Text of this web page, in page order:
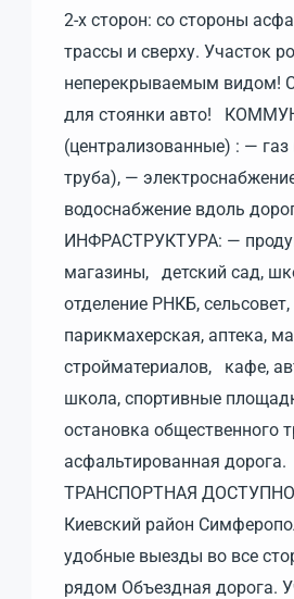
2-х сторон: со стороны
трассы и сверху. Участок
неперекрываемым видом!
для стоянки авто!
(централизованные) : — газ
труба), —
водоснабжение вдоль
ИНФРАСТРУКТУРА: —
магазины, детский сад,
отделение РНКБ, сельсовет,
парикмахерская, аптека,
стройматериалов, кафе,
школа, спортивные
остановка общественного
асфальтированная
ТРАНСПОРТНАЯ
Киевский район
удобные выезды во все
рядом Объездная дорога.